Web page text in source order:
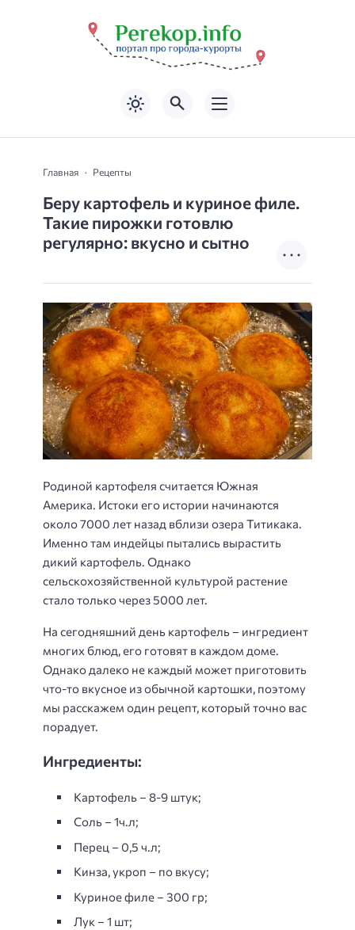
Главная Рецепты
Беру картофель и куриное филе.
Такие пирожки готовлю
регулярно: вкусно и сытно
Родиной картофеля считается Южная
Америка. Истоки его истории начинаются
около 7000 лет назад вблизи озера Титикака.
Именно там индейцы пытались вырастить
дикий картофель. Однако
сельскохозяйственной культурой растение
стало только через 5000 лет.
На сегодняшний день картофель – ингредиент
многих блюд, его готовят в каждом доме.
Однако далеко не каждый может приготовить
что-то вкусное из обычной картошки, поэтому
мы расскажем один рецепт, который точно вас
порадует.
Ингредиенты:
Картофель – 8-9 штук;
Соль – 1ч.л;
Перец – 0,5 ч.л;
Кинза, укроп – по вкусу;
Куриное филе – 300 гр;
Лук – 1 шт;